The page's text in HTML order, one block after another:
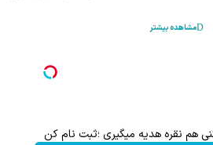
مشاهده بیشتر
هم نقره هدیه میگیری ؛ثبت نام کن